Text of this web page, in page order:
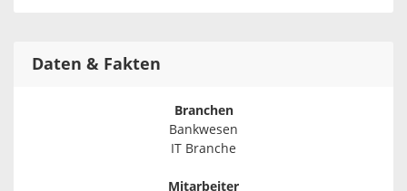
Daten & Fakten
Branchen
Bankwesen
IT Branche
Mitarbeiter